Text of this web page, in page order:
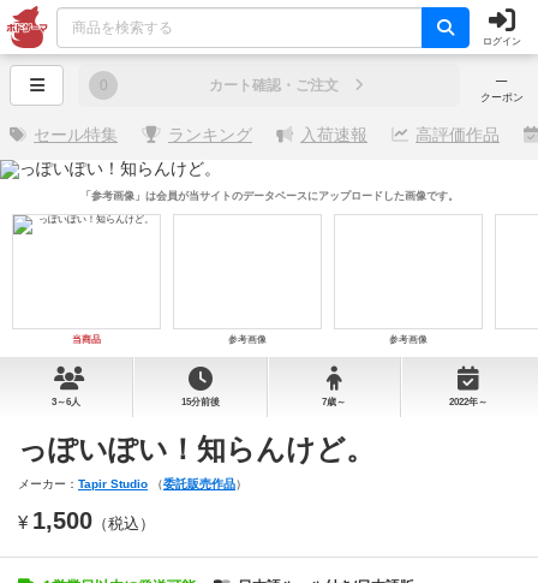
ログイン
─
クーポン
0 カート確認・ご注文
セール特集 ランキング 入荷速報 高評価作品
当商品 参考画像 参考画像
「参考画像」は会員が当サイトのデータベースにアップロードした画像です。
3～6人 15分前後 7歳～ 2022年～
っぽいぽい！知らんけど。
メーカー： Tapir Studio （委託販売作品）
¥ 1,500 （税込）